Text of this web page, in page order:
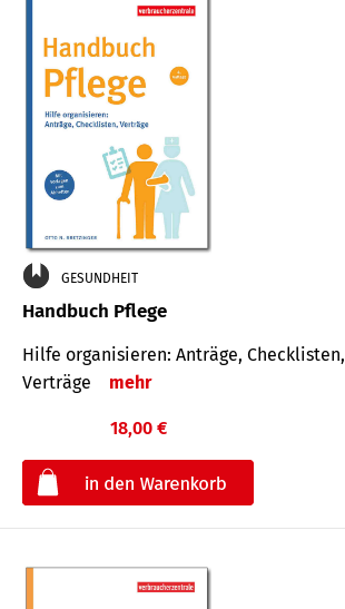
GESUNDHEIT
Handbuch Pflege
Hilfe organisieren: Anträge, Checklisten,
Verträge
mehr
18,00 €